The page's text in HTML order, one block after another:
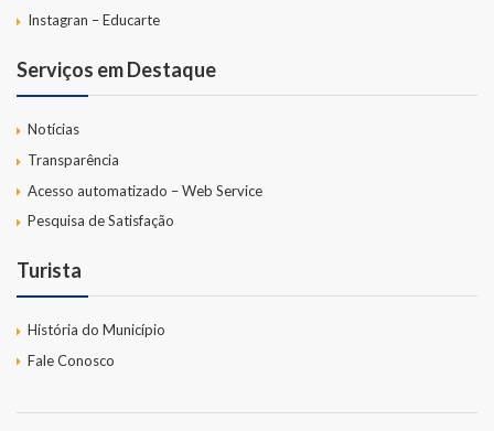
Instagran – Educarte
Serviços em Destaque
Notícias
Transparência
Acesso automatizado – Web Service
Pesquisa de Satisfação
Turista
História do Município
Fale Conosco